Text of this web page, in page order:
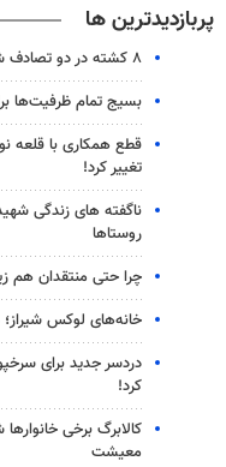
پربازدیدترین ها
۸ کشته در دو تصادف شب گذشته
بسیج تمام ظرفیت‌ها
قطع همکاری با قلعه
تغییر کرد!
ناگفته های زندگی
روستاها
چرا حتی منتقدان هم
خانه‌های لوکس شیراز؛
دردسر جدید برای
کرد!
کالابرگ برخی
معیشت